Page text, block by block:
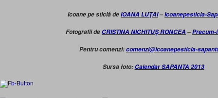
Icoane pe sticlă deIOANA LUŢAI–Icoanepesticla-
Fotografii de CRISTINA NICHITUŞ RONCEA –Precum-
Pentru comenzi:comenzi@icoanepesticla-
Sursa foto: Calendar SAPANTA 2013